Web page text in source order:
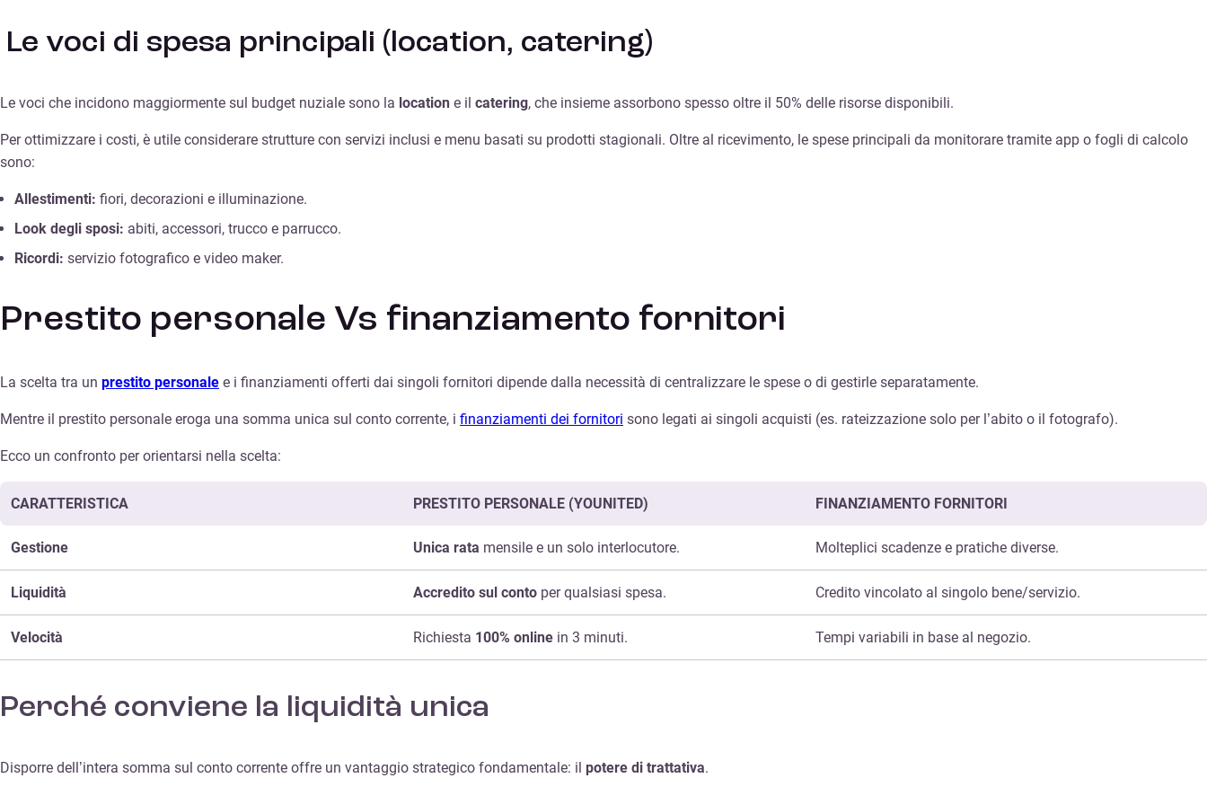
Le voci di spesa principali (location, catering)
Le voci che incidono maggiormente sul budget nuziale sono la location e il catering, che insieme assorbono spesso oltre il 50% delle risorse disponibili.
Per ottimizzare i costi, è utile considerare strutture con servizi inclusi e menu basati su prodotti stagionali. Oltre al ricevimento, le spese principali da monitorare tramite app o fogli di calcolo
sono:
Allestimenti: fiori, decorazioni e illuminazione.
Look degli sposi: abiti, accessori, trucco e parrucco.
Ricordi: servizio fotografico e video maker.
Prestito personale Vs finanziamento fornitori
La scelta tra un prestito personale e i finanziamenti offerti dai singoli fornitori dipende dalla necessità di centralizzare le spese o di gestirle separatamente.
Mentre il prestito personale eroga una somma unica sul conto corrente, i finanziamenti dei fornitori sono legati ai singoli acquisti (es. rateizzazione solo per l’abito o il fotografo).
Ecco un confronto per orientarsi nella scelta:
CARATTERISTICA PRESTITO PERSONALE (YOUNITED) FINANZIAMENTO FORNITORI
Gestione Unica rata mensile e un solo interlocutore. Molteplici scadenze e pratiche diverse.
Liquidità Accredito sul conto per qualsiasi spesa. Credito vincolato al singolo bene/servizio.
Velocità Richiesta 100% online in 3 minuti. Tempi variabili in base al negozio.
Perché conviene la liquidità unica
Disporre dell’intera somma sul conto corrente offre un vantaggio strategico fondamentale: il potere di trattativa.